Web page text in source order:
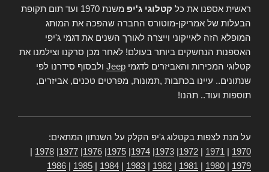
ראשית אספנו את כל קטלוגי ג'יפ
משנת 1970 ועד תום תקופת
הבעלות של אמריקן-מוטורס החברה שהפכה את המותג
המופלא הזה לאייקוני וייצרה לאורך השנים את דגמי ג'יפי
האספנות הנחשקים ביותר בעולם! לאחר מכן סרקנו וצילמנו את
קטלוגי המכירות והאביזרים לדגמי Jeep ולבסוף סידרנו לפי
שנתונים.. עיינו בכתבות ,תמונות, מפרטים טכנים, אביזרים,
תוספות ועוד.. תהנו!
על מנת לצפות בקטלוג ג'יפ הקלק על השנתון המתאים:
1970
1971
1972
1973
1974
1975
1976
1977
1978
1979
1980
1981
1982
1983
1984
1985
1986